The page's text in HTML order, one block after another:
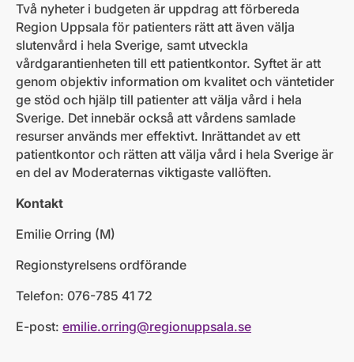
Två nyheter i budgeten är uppdrag att förbereda
Region Uppsala för patienters rätt att även välja
slutenvård i hela Sverige, samt utveckla
vårdgarantienheten till ett patientkontor. Syftet är att
genom objektiv information om kvalitet och väntetider
ge stöd och hjälp till patienter att välja vård i hela
Sverige. Det innebär också att vårdens samlade
resurser används mer effektivt. Inrättandet av ett
patientkontor och rätten att välja vård i hela Sverige är
en del av Moderaternas viktigaste vallöften.
Kontakt
Emilie Orring (M)
Regionstyrelsens ordförande
Telefon: 076-785 41 72
E-post: emilie.orring@regionuppsala.se